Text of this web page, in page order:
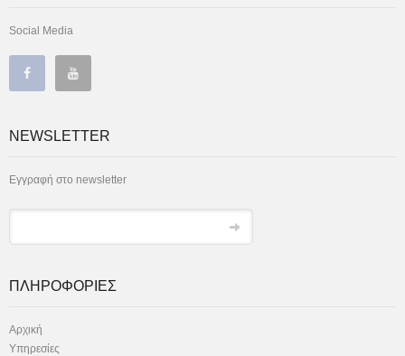
Social Media
NEWSLETTER
Εγγραφή στο newsletter
ΠΛΗΡΟΦΟΡΙΕΣ
Αρχική
Υπηρεσίες